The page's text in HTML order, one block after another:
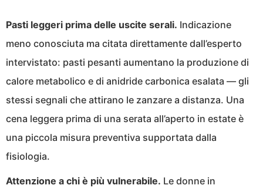
Pasti leggeri prima delle uscite serali. Indicazione
meno conosciuta ma citata direttamente dall’esperto
intervistato: pasti pesanti aumentano la produzione di
calore metabolico e di anidride carbonica esalata — gli
stessi segnali che attirano le zanzare a distanza. Una
cena leggera prima di una serata all’aperto in estate è
una piccola misura preventiva supportata dalla
fisiologia.
Attenzione a chi è più vulnerabile. Le donne in